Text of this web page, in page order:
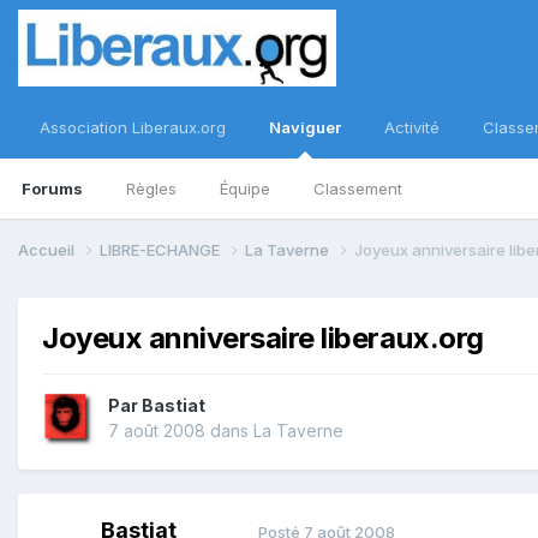
Association Liberaux.org Naviguer
Forums Règles Équipe Classement
Activité
Accueil LIBRE-ECHANGE La Taverne Joyeux anniversaire
Joyeux anniversaire liberaux.org
Par Bastiat
7 août 2008 dans La Taverne
Bastiat Posté 7 août 2008